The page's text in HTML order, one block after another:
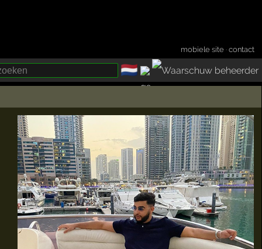
mobiele site ·contact
🇳🇱